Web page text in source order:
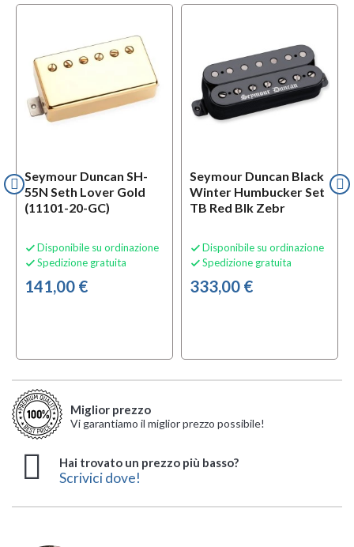
Seymour Duncan SH-
55N Seth Lover Gold
(11101-20-GC)
 Disponibile su ordinazione
 Spedizione gratuita
141,00 €
Seymour Duncan Black
Winter Humbucker Set
TB Red Blk Zebr
 Disponibile su ordinazione
 Spedizione gratuita
333,00 €
B-STOCK
B-STOCK
Miglior prezzo
Vi garantiamo il miglior prezzo possibile!
Hai trovato un prezzo più basso?
Scrivici dove!